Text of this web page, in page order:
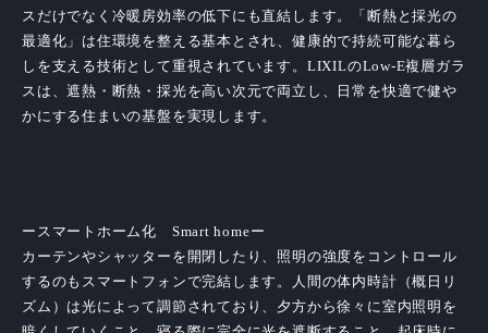
スだけでなく冷暖房効率の低下にも直結します。「断熱と採光の
最適化」は住環境を整える基本とされ、健康的で持続可能な暮ら
しを支える技術として重視されています。LIXILのLow-E複層ガラ
スは、遮熱・断熱・採光を高い次元で両立し、日常を快適で健や
かにする住まいの基盤を実現します。
ースマートホーム化 Smart homeー
カーテンやシャッターを開閉したり、照明の強度をコントロール
するのもスマートフォンで完結します。人間の体内時計（概日リ
ズム）は光によって調節されており、夕方から徐々に室内照明を